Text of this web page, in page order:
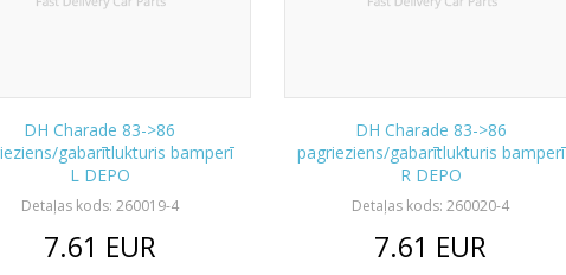
DH Charade 83->86
gabarītlukturis bamperī
L DEPO
Detaļas kods: 260019-4
7.61 EUR
DH Charade 83->86
pagrieziens/gabarītlukturis bamperī
R DEPO
Detaļas kods: 260020-4
7.61 EUR